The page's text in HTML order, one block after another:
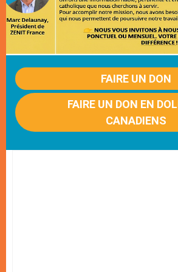
FAIRE UN DON
FAIRE UN DON EN
CANADIENS